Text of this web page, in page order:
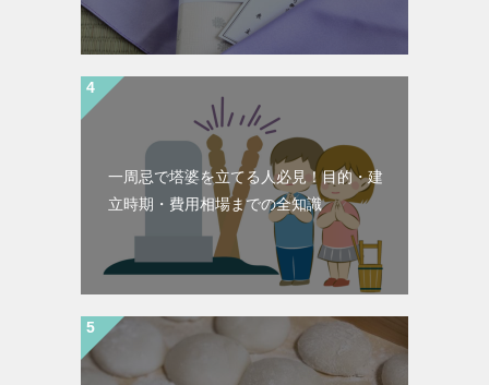
一周忌で塔婆を立てる人必見！目的・建
立時期・費用相場までの全知識